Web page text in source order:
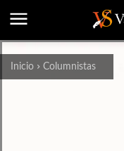
Inicio Columnistas